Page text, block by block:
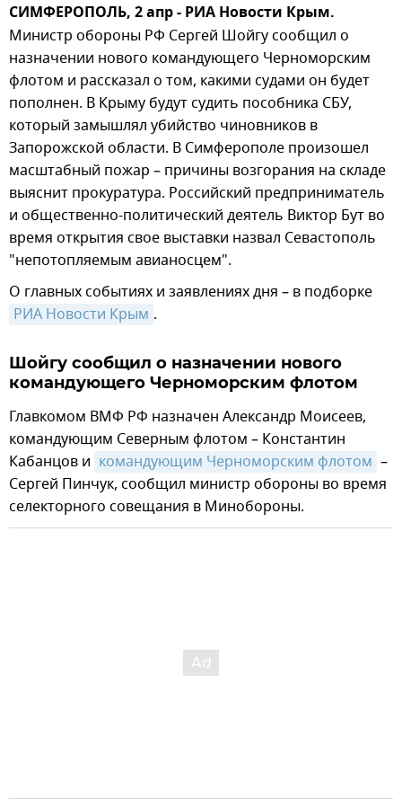
СИМФЕРОПОЛЬ, 2 апр - РИА Новости Крым.
Министр обороны РФ Сергей Шойгу сообщил о
назначении нового командующего Черноморским
флотом и рассказал о том, какими судами он будет
пополнен. В Крыму будут судить пособника СБУ,
который замышлял убийство чиновников в
Запорожской области. В Симферополе произошел
масштабный пожар – причины возгорания на складе
выяснит прокуратура. Российский предприниматель
и общественно-политический деятель Виктор Бут во
время открытия свое выставки назвал Севастополь
"непотопляемым авианосцем".
О главных событиях и заявлениях дня – в подборке
РИА Новости Крым .
Шойгу сообщил о назначении нового
командующего Черноморским флотом
Главкомом ВМФ РФ назначен Александр Моисеев,
командующим Северным флотом – Константин
Кабанцов и командующим Черноморским флотом –
Сергей Пинчук, сообщил министр обороны во время
селекторного совещания в Минобороны.